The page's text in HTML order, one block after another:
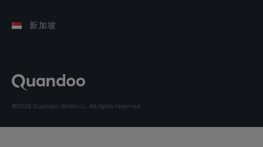
新加坡
©2026 Quandoo GmbH i.L. All rights reserved